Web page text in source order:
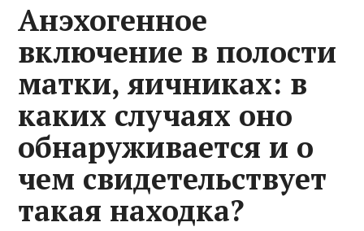
Анэхогенное
включение в полости
матки, яичниках: в
каких случаях оно
обнаруживается и о
чем свидетельствует
такая находка?